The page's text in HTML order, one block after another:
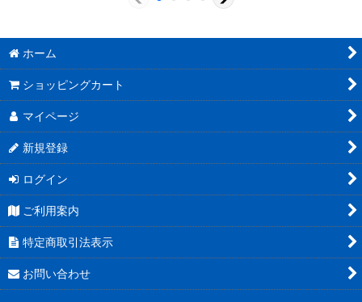
ホーム
ショッピングカート
マイページ
新規登録
ログイン
ご利用案内
特定商取引法表示
お問い合わせ